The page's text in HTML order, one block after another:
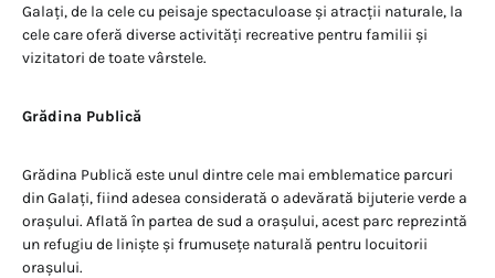
Galați, de la cele cu peisaje spectaculoase și atracții naturale, la
cele care oferă diverse activități recreative pentru familii și
vizitatori de toate vârstele.
Grădina Publică
Grădina Publică este unul dintre cele mai emblematice parcuri
din Galați, fiind adesea considerată o adevărată bijuterie verde a
orașului. Aflată în partea de sud a orașului, acest parc reprezintă
un refugiu de liniște și frumusețe naturală pentru locuitorii
orașului.